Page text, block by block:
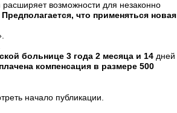
возможности для незаконно
Предполагается, что применяться новая
больнице 3 года 2 месяца и 14 дней
компенсация в размере 500
начало публикации.